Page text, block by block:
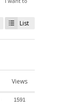
List
Views
1591